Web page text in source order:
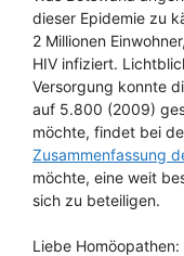
dieser Epidemie zu
2 Millionen
HIV infiziert.
Versorgung konnte
auf 5.800 (2009)
möchte, findet bei
Zusammenfassung
möchte, eine weit
sich zu beteiligen.
Liebe